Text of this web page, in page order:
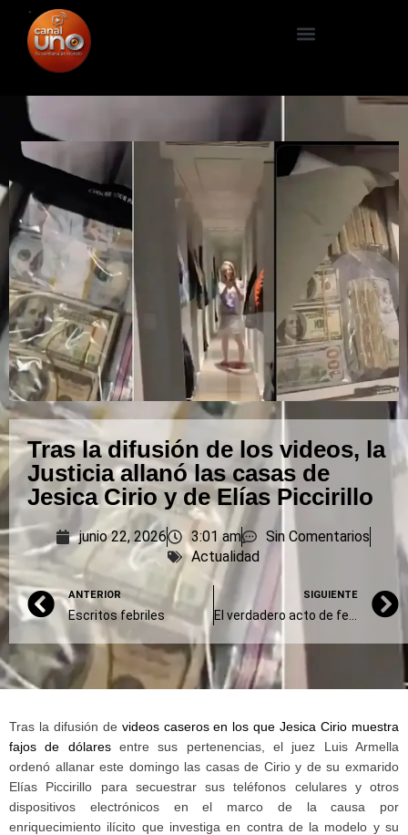
Tras la difusión de los videos, la
Justicia allanó las casas de
Jesica Cirio y de Elías Piccirillo
junio 22, 2026 3:01 am
Sin Comentarios
Actualidad
ANTERIOR
Escritos febriles
SIGUIENTE
Tras la difusión de videos caseros en los que Jesica Cirio muestra
fajos de dólaresentre sus pertenencias, el juez Luis Armella
ordenó allanar este domingo las casas de Cirio y de su exmarido
Elías Piccirillo para secuestrar sus teléfonos celulares y otros
dispositivos electrónicos en el marco de la causa por
enriquecimiento ilícito que investiga en contra de la modelo y su